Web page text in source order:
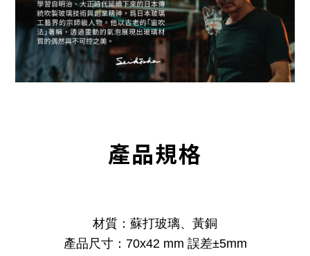
產品規格
材質：蘇打玻璃、黃銅
產品尺寸：70x42 mm 誤差±5mm